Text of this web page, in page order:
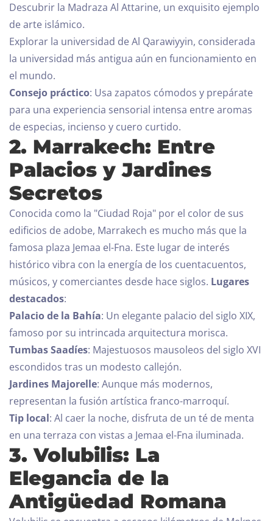
Descubrir la Madraza Al Attarine, un exquisito ejemplo
de arte islámico.
Explorar la universidad de Al Qarawiyyin, considerada
la universidad más antigua aún en funcionamiento en
el mundo.
Consejo práctico: Usa zapatos cómodos y prepárate
para una experiencia sensorial intensa entre aromas
de especias, incienso y cuero curtido.
2. Marrakech: Entre
Palacios y Jardines
Secretos
Conocida como la "Ciudad Roja" por el color de sus
edificios de adobe, Marrakech es mucho más que la
famosa plaza Jemaa el-Fna. Este lugar de interés
histórico vibra con la energía de los cuentacuentos,
músicos, y comerciantes desde hace siglos. Lugares
destacados:
Palacio de la Bahía: Un elegante palacio del siglo XIX,
famoso por su intrincada arquitectura morisca.
Tumbas Saadíes: Majestuosos mausoleos del siglo XVI
escondidos tras un modesto callejón.
Jardines Majorelle: Aunque más modernos,
representan la fusión artística franco-marroquí.
Tip local: Al caer la noche, disfruta de un té de menta
en una terraza con vistas a Jemaa el-Fna iluminada.
3. Volubilis: La
Elegancia de la
Antigüedad Romana